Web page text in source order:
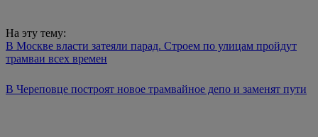
На эту тему:
В Москве власти затеяли парад. Строем по улицам пройдут
трамваи всех времен
В Череповце построят новое трамвайное депо и заменят пути